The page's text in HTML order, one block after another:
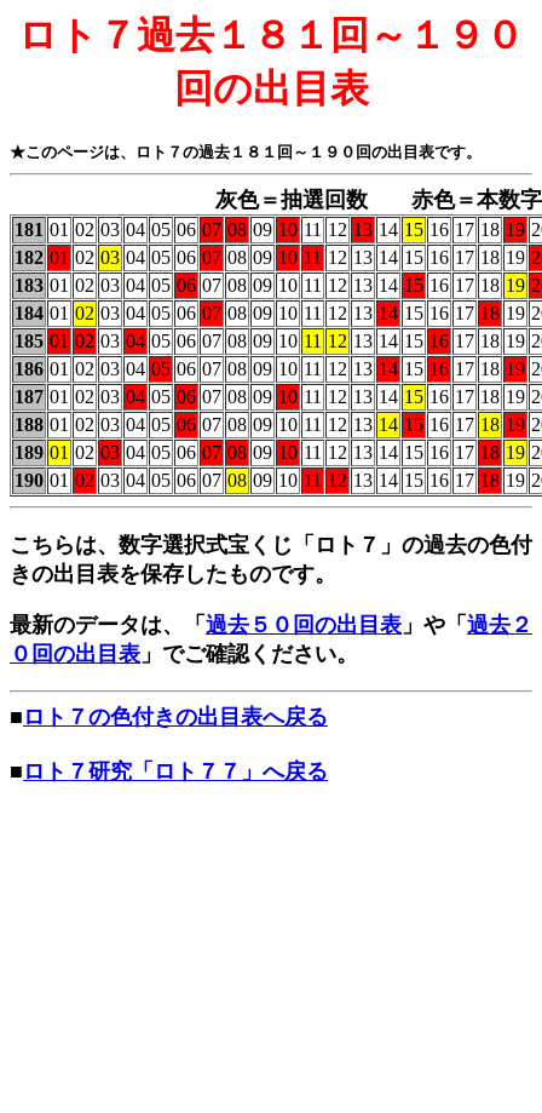
ロト７過去１８１回～１９０
回の出目表
★このページは、ロト７の過去１８１回～１９０回の出目表です。
灰色＝抽選回数 赤色＝本数
181 01 02 03 04 05 06 07 08 09 10 11 12 13 14 15 16 17 18 19
182 01 02 03 04 05 06 07 08 09 10 11 12 13 14 15 16 17 18 19
183 01 02 03 04 05 06 07 08 09 10 11 12 13 14 15 16 17 18 19
184 01 02 03 04 05 06 07 08 09 10 11 12 13 14 15 16 17 18 19
185 01 02 03 04 05 06 07 08 09 10 11 12 13 14 15 16 17 18 19
186 01 02 03 04 05 06 07 08 09 10 11 12 13 14 15 16 17 18 19
187 01 02 03 04 05 06 07 08 09 10 11 12 13 14 15 16 17 18 19
188 01 02 03 04 05 06 07 08 09 10 11 12 13 14 15 16 17 18 19
189 01 02 03 04 05 06 07 08 09 10 11 12 13 14 15 16 17 18 19
190 01 02 03 04 05 06 07 08 09 10 11 12 13 14 15 16 17 18 19
こちらは、数字選択式宝くじ「ロト７」の過去の色付
きの出目表を保存したものです。
最新のデータは、「 過去５０回の出目表 」や「 過去２
０回の出目表 」でご確認ください。
■ ロト７の色付きの出目表へ戻る
■ ロト７研究「ロト７７」へ戻る